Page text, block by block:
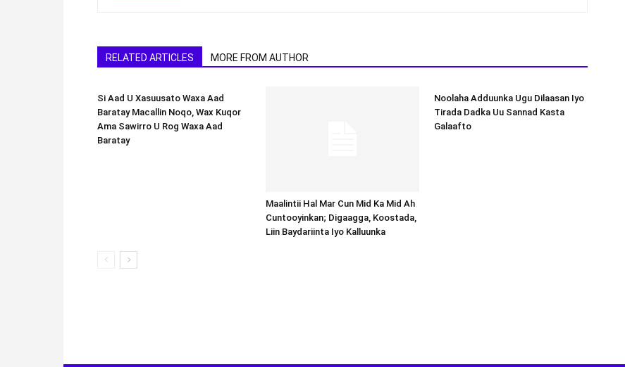
RELATED ARTICLES MORE FROM AUTHOR
Si Aad U Xasuusato Waxa Aad
Baratay Macallin Noqo, Wax Kuqor
Ama Sawirro U Rog Waxa Aad
Baratay
Maalintii Hal Mar Cun Mid Ka Mid Ah
Cuntooyinkan; Digaagga, Koostada,
Liin Baydariinta Iyo Kalluunka
Noolaha Adduunka Ugu Dilaasan Iyo
Tirada Dadka Uu Sannad Kasta
Galaafto